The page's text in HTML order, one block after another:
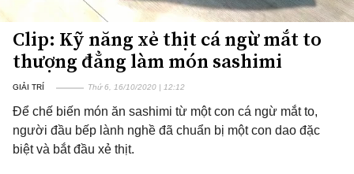
Clip: Kỹ năng xẻ thịt cá ngừ mắt to
thượng đẳng làm món sashimi
GIẢI TRÍ Thứ 6, 16/10/2020 | 12:12
Để chế biến món ăn sashimi từ một con cá ngừ mắt to,
người đầu bếp lành nghề đã chuẩn bị một con dao đặc
biệt và bắt đầu xẻ thịt.